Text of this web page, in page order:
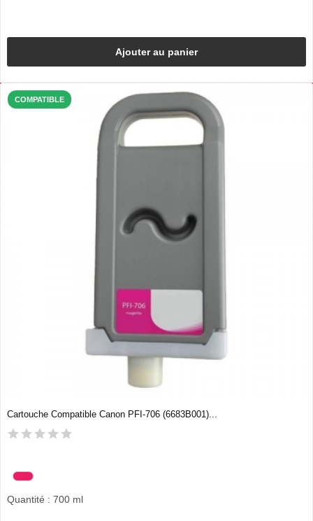
Ajouter au panier
COMPATIBLE
Cartouche Compatible Canon PFI-706 (6683B001)...
Quantité : 700 ml